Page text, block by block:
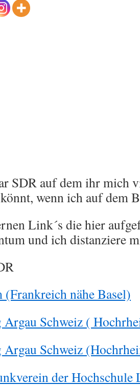
SDR auf dem ihr mich
könnt, wenn ich auf dem
Link´s die hier
und ich distanziere
nähe Basel)
Argau Schweiz (
Argau Schweiz
der Hochschule